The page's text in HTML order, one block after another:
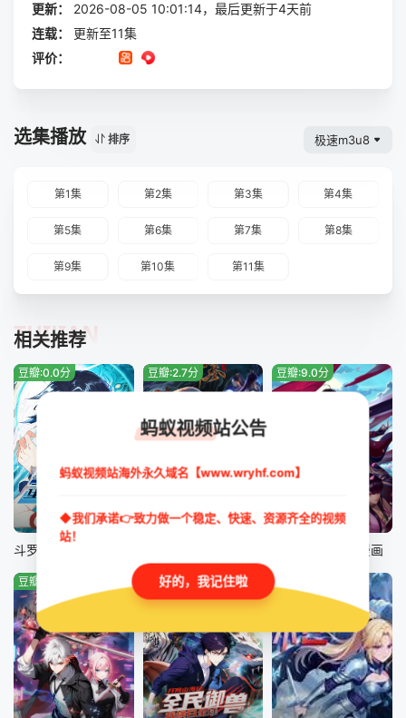
更新：
2026-08-05 10:01:14，最后更新于4天前
连载：
更新至11集
评价：
选集播放 排序 极速m3u8
第1集 第2集 第3集 第4集
第5集 第6集 第7集 第8集
第9集 第10集 第11集
相关推荐
TUIJIAN
第80集
豆瓣:0.0分
第52集
豆瓣:2.7分
更新至第526集
豆瓣:9.0分
仙武帝尊动态漫画
豆瓣:0.0分 豆瓣:0.0分
蚂蚁视频站公告
蚂蚁视频站海外永久域名【www.wryhf.com】
◆我们承诺👉致力做一个稳定、快速、资源齐全的视频
站！
好的，我记住啦